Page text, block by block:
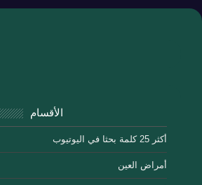
الأقسام
أكثر 25 كلمة بحثا في اليوتيوب
أمراض العين